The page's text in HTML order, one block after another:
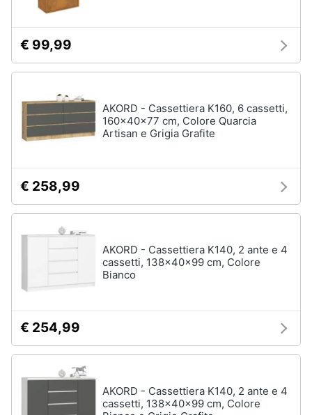
€ 99,99
AKORD - Cassettiera K160, 6 cassetti,
160x40x77 cm, Colore Quarcia
Artisan e Grigia Grafite
€ 258,99
AKORD - Cassettiera K140, 2 ante e 4
cassetti, 138x40x99 cm, Colore
Bianco
€ 254,99
AKORD - Cassettiera K140, 2 ante e 4
cassetti, 138x40x99 cm, Colore